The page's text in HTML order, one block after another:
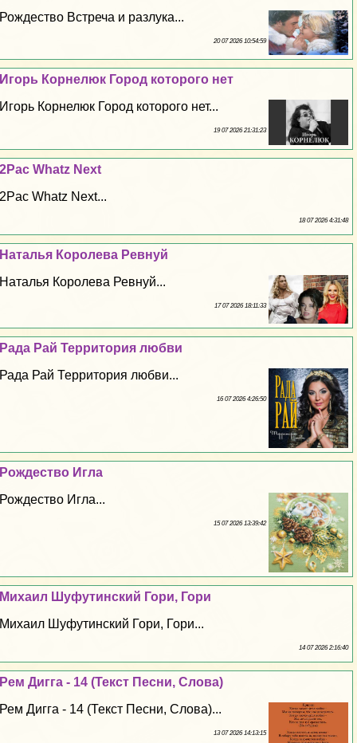
Рождество Встреча и разлука...
20 07 2026 10:54:59
Игорь Корнелюк Город которого нет
Игорь Корнелюк Город которого нет...
19 07 2026 21:31:23
2Pac Whatz Next
2Pac Whatz Next...
18 07 2026 4:31:48
Наталья Королева Ревнуй
Наталья Королева Ревнуй...
17 07 2026 18:11:33
Рада Рай Территория любви
Рада Рай Территория любви...
16 07 2026 4:26:50
Рождество Игла
Рождество Игла...
15 07 2026 13:39:42
Михаил Шуфутинский Гори, Гори
Михаил Шуфутинский Гори, Гори...
14 07 2026 2:16:40
Рем Дигга - 14 (Текст Песни, Слова)
Рем Дигга - 14 (Текст Песни, Слова)...
13 07 2026 14:13:15